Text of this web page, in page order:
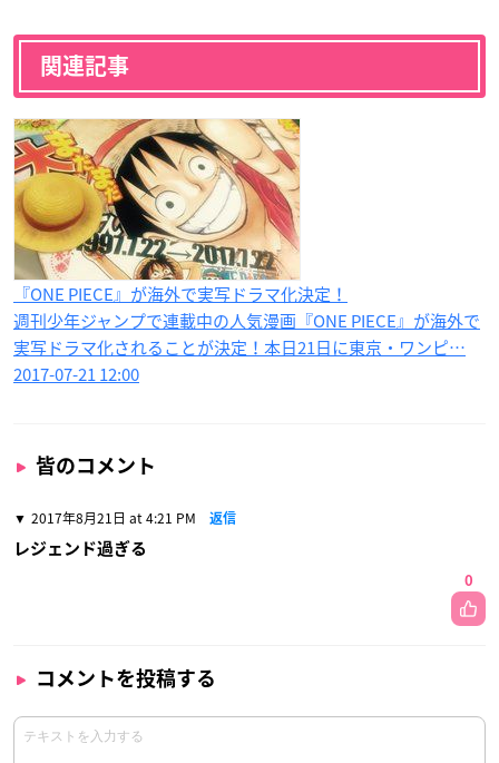
関連記事
『ONE PIECE』が海外で実写ドラマ化決定！
週刊少年ジャンプで連載中の人気漫画『ONE PIECE』が海外で
実写ドラマ化されることが決定！本日21日に東京・ワンピ…
2017-07-21 12:00
皆のコメント
2017年8月21日 at 4:21 PM 返信
レジェンド過ぎる
0
コメントを投稿する